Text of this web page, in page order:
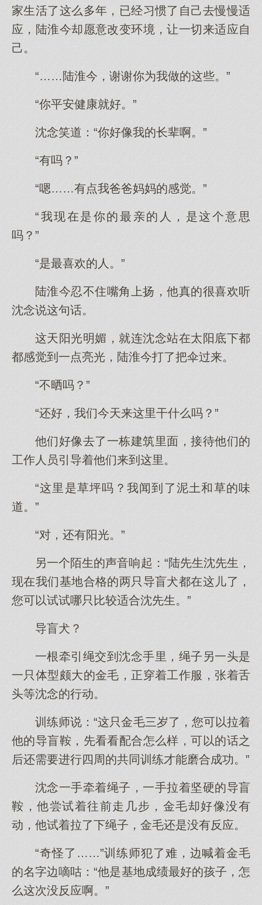
家生活了这么多年，已经习惯了自己去慢慢适
应，陆淮今却愿意改变环境，让一切来适应自
己。
“……陆淮今，谢谢你为我做的这些。”
“你平安健康就好。”
沈念笑道：“你好像我的长辈啊。”
“有吗？”
“嗯……有点我爸爸妈妈的感觉。”
“我现在是你的最亲的人，是这个意思
吗？”
“是最喜欢的人。”
陆淮今忍不住嘴角上扬，他真的很喜欢听
沈念说这句话。
这天阳光明媚，就连沈念站在太阳底下都
都感觉到一点亮光，陆淮今打了把伞过来。
“不晒吗？”
“还好，我们今天来这里干什么吗？”
他们好像去了一栋建筑里面，接待他们的
工作人员引导着他们来到这里。
“这里是草坪吗？我闻到了泥土和草的味
道。”
“对，还有阳光。”
另一个陌生的声音响起：“陆先生沈先生，
现在我们基地合格的两只导盲犬都在这儿了，
您可以试试哪只比较适合沈先生。”
导盲犬？
一根牵引绳交到沈念手里，绳子另一头是
一只体型颇大的金毛，正穿着工作服，张着舌
头等沈念的行动。
训练师说：“这只金毛三岁了，您可以拉着
他的导盲鞍，先看看配合怎么样，可以的话之
后还需要进行四周的共同训练才能磨合成功。”
沈念一手牵着绳子，一手拉着坚硬的导盲
鞍，他尝试着往前走几步，金毛却好像没有
动，他试着拉了下绳子，金毛还是没有反应。
“奇怪了……”训练师犯了难，边喊着金毛
的名字边嘀咕：“他是基地成绩最好的孩子，怎
么这次没反应啊。”